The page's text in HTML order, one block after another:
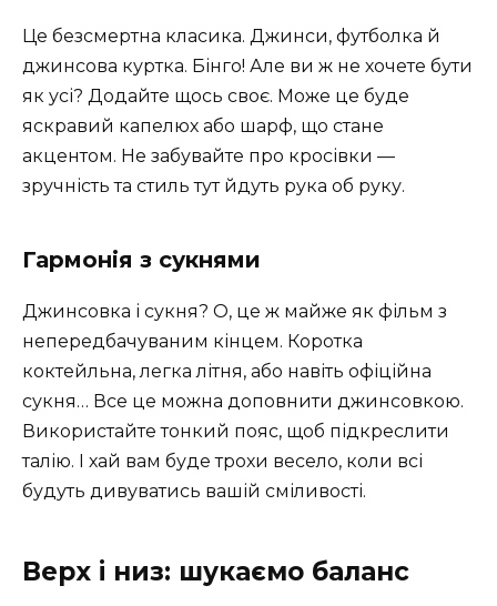
Це безсмертна класика. Джинси, футболка й
джинсова куртка. Бінго! Але ви ж не хочете бути
як усі? Додайте щось своє. Може це буде
яскравий капелюх або шарф, що стане
акцентом. Не забувайте про кросівки —
зручність та стиль тут йдуть рука об руку.
Гармонія з сукнями
Джинсовка і сукня? О, це ж майже як фільм з
непередбачуваним кінцем. Коротка
коктейльна, легка літня, або навіть офіційна
сукня… Все це можна доповнити джинсовкою.
Використайте тонкий пояс, щоб підкреслити
талію. І хай вам буде трохи весело, коли всі
будуть дивуватись вашій сміливості.
Верх і низ: шукаємо баланс